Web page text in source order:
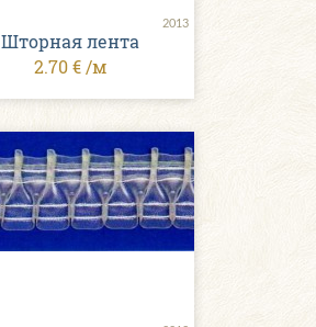
2013
Шторная лента
2.70 € /м